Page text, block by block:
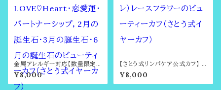
金属アレルギー対応【数量限定】
LOVE♡Heart・恋愛運・パート
ナーシップ，2月の誕生石・3月の
誕生石・6月の誕生石のビューテ
¥8,000
【さとう式リンパケア公式カフ】 F
iore （フィオーレ）レースフラワー
のビューティーカフ（さとう式イヤ
ーカフ）
¥8,000